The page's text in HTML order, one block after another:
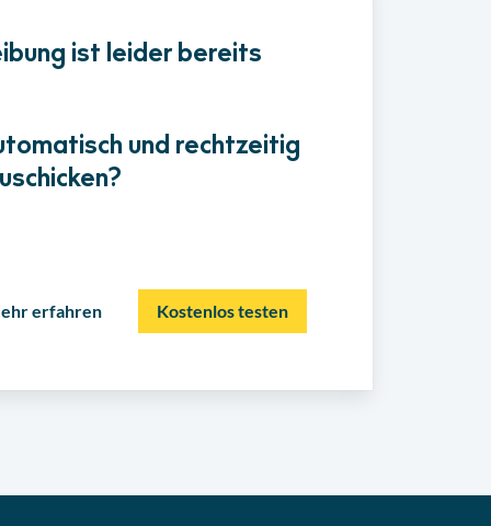
ist leider bereits
und rechtzeitig
erfahren Kostenlos testen